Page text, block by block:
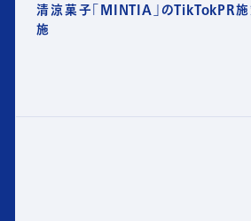
清涼菓子「MINTIA」のTikTokPR
施